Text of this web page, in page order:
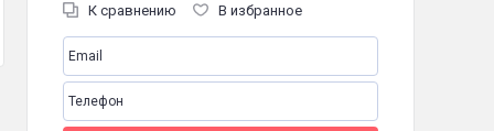
К сравнению В избранное